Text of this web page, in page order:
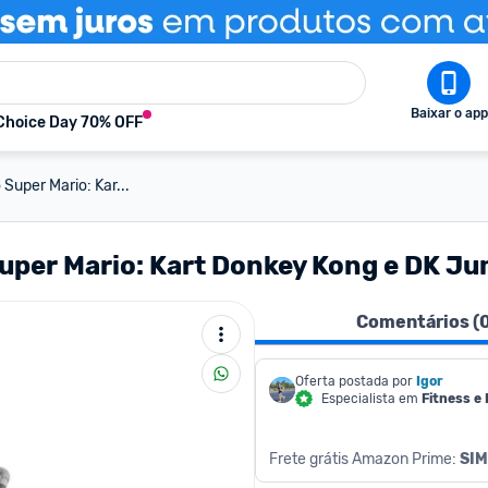
Day 70% OFF Baixar o app
Mario: Kar...
Mario: Kart Donkey Kong e DK
Comentários (
Oferta postada por Igor
Especialista em Fitness e
Frete grátis Amazon Prime: SIM